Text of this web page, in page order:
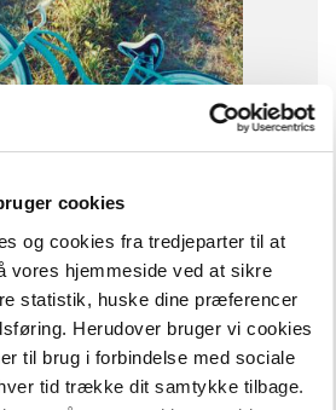
cookies
og cookies fra tredjeparter til at
vores hjemmeside ved at sikre
statistik, huske dine præferencer
Herudover bruger vi cookies
til brug i forbindelse med sociale
tid trække dit samtykke tilbage.
101,00 kr.
Hent flere